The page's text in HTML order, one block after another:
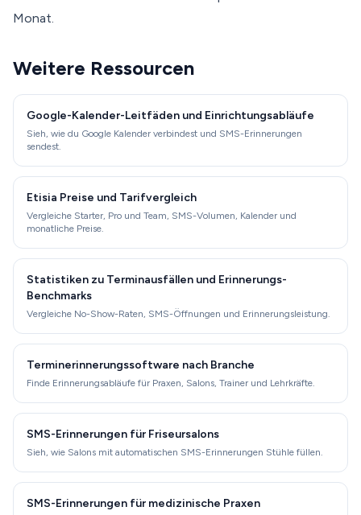
Monat.
Weitere Ressourcen
Google-Kalender-Leitfäden und Einrichtungsabläufe
Sieh, wie du Google Kalender verbindest und SMS-Erinnerungen
sendest.
Etisia Preise und Tarifvergleich
Vergleiche Starter, Pro und Team, SMS-Volumen, Kalender und
monatliche Preise.
Statistiken zu Terminausfällen und Erinnerungs-
Benchmarks
Vergleiche No-Show-Raten, SMS-Öffnungen und Erinnerungsleistung.
Terminerinnerungssoftware nach Branche
Finde Erinnerungsabläufe für Praxen, Salons, Trainer und Lehrkräfte.
SMS-Erinnerungen für Friseursalons
Sieh, wie Salons mit automatischen SMS-Erinnerungen Stühle füllen.
SMS-Erinnerungen für medizinische Praxen